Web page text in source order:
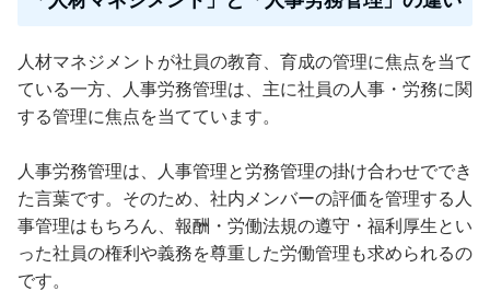
人材マネジメントが社員の教育、育成の管理に焦点を当て
ている一方、人事労務管理は、主に社員の人事・労務に関
する管理に焦点を当てています。
人事労務管理は、人事管理と労務管理の掛け合わせででき
た言葉です。そのため、社内メンバーの評価を管理する人
事管理はもちろん、報酬・労働法規の遵守・福利厚生とい
った社員の権利や義務を尊重した労働管理も求められるの
です。